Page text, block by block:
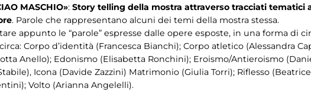
MASCHIO»: Story telling della mostra attraverso tracciati tematici
. Parole che rappresentano alcuni dei temi della mostra stessa.
appunto le “parole” espresse dalle opere esposte, in una forma di
Corpo d’identità (Francesca Bianchi); Corpo atletico (Alessandra
Anello); Edonismo (Elisabetta Ronchini); Eroismo/Antieroismo
Icona (Davide Zazzini) Matrimonio (Giulia Torri); Riflesso
Volto (Arianna Angelelli).